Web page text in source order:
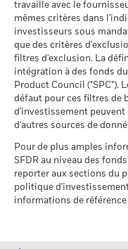
Pourcentage des
fonds à l'égard
des données ne sont
disponibles
au 30/juin/2026
L'exposition de
est indiquée ci-dessus,
sables bitumineux, est
entreprises qui tirent
charbon thermique ou
par MSCI ESG
génèrent des revenus à
sables bitumineux (à
définie par MSCI ESG
Voir tous les
travaille avec le
mêmes critères dans
investisseurs sous
que des critères
filtres d'exclusion. La
intégration à des fonds
Product Council ("SPC").
défaut pour ces filtres de
d'investissement
d'autres sources de
Pour de plus amples
SFDR au niveau des
reporter aux sections du
politique
informations de